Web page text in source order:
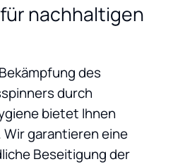
nachhaltigen
des
durch
bietet Ihnen
garantieren eine
Beseitigung der